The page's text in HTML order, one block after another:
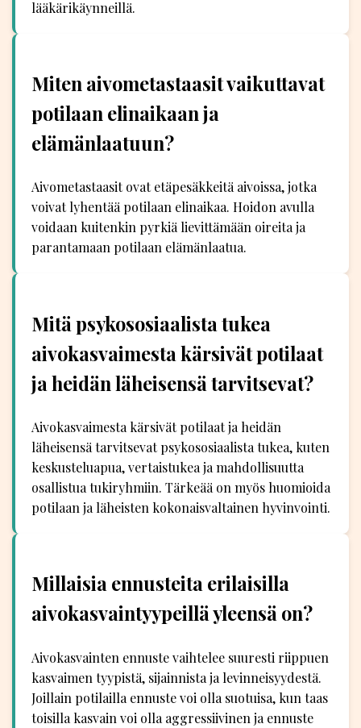
lääkärikäynneillä.
Miten aivometastaasit vaikuttavat
potilaan elinaikaan ja
elämänlaatuun?
Aivometastaasit ovat etäpesäkkeitä aivoissa, jotka
voivat lyhentää potilaan elinaikaa. Hoidon avulla
voidaan kuitenkin pyrkiä lievittämään oireita ja
parantamaan potilaan elämänlaatua.
Mitä psykososiaalista tukea
aivokasvaimesta kärsivät potilaat
ja heidän läheisensä tarvitsevat?
Aivokasvaimesta kärsivät potilaat ja heidän
läheisensä tarvitsevat psykososiaalista tukea, kuten
keskusteluapua, vertaistukea ja mahdollisuutta
osallistua tukiryhmiin. Tärkeää on myös huomioida
potilaan ja läheisten kokonaisvaltainen hyvinvointi.
Millaisia ennusteita erilaisilla
aivokasvaintyypeillä yleensä on?
Aivokasvainten ennuste vaihtelee suuresti riippuen
kasvaimen tyypistä, sijainnista ja levinneisyydestä.
Joillain potilailla ennuste voi olla suotuisa, kun taas
toisilla kasvain voi olla aggressiivinen ja ennuste